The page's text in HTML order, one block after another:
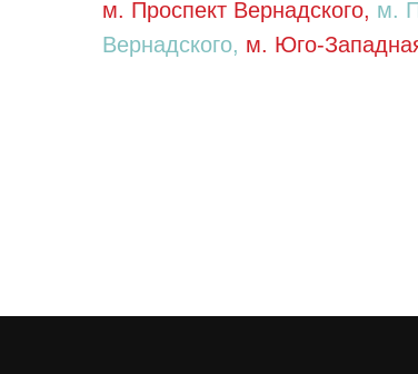
м. Проспект Вернадского, м.
Вернадского, м. Юго-